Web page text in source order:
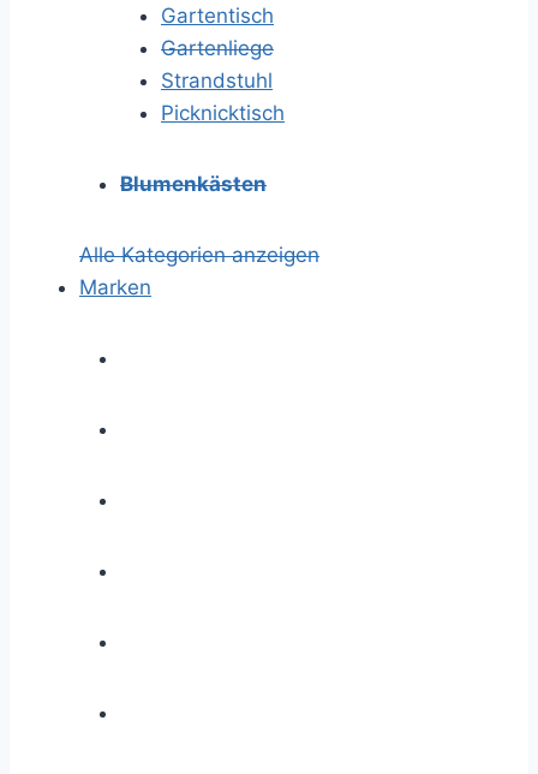
Gartentisch
Gartenliege
Strandstuhl
Picknicktisch
Blumenkästen
Alle Kategorien anzeigen
Marken